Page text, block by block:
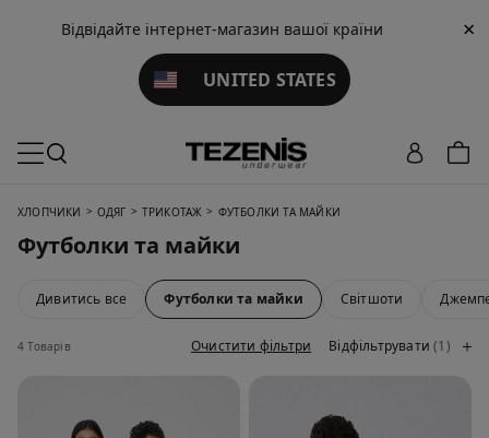
Відвідайте інтернет-магазин вашої країни
UNITED STATES
×
XЛОПЧИКИ > ОДЯГ > ТРИКОТАЖ > ФУТБОЛКИ ТА МАЙКИ
Футболки та майки
Дивитись все Футболки та майки Світшоти
4 Товарів Очистити фільтри Відфільтрувати(1)